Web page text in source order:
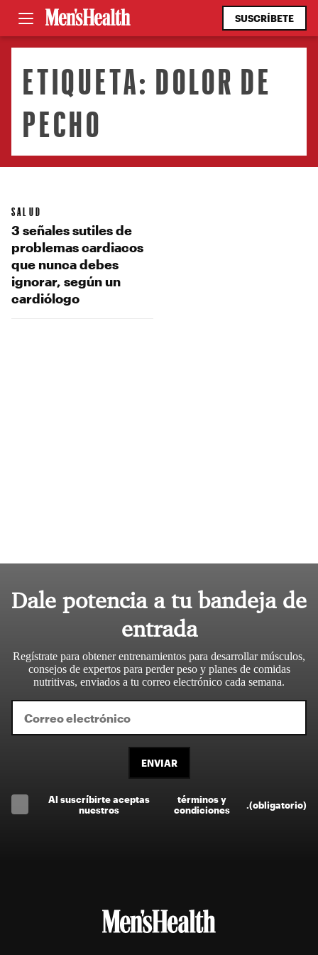
SUSCRÍBETE
ETIQUETA: DOLOR DE
PECHO
SALUD
3 señales sutiles de
problemas cardiacos
que nunca debes
ignorar, según un
cardiólogo
Dale potencia a tu bandeja de
entrada
Regístrate para obtener entrenamientos para desarrollar músculos,
consejos de expertos para perder peso y planes de comidas
nutritivas, enviados a tu correo electrónico cada semana.
ENVIAR
Al suscríbirte aceptas
nuestros
términos y
condiciones
(obligatorio)